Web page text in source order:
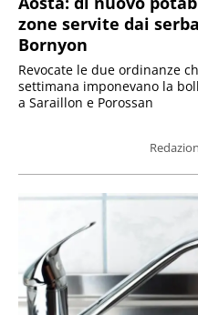
zone servite dai
Bornyon
Revocate le due ordinanze
settimana imponevano la
a Saraillon e Porossan